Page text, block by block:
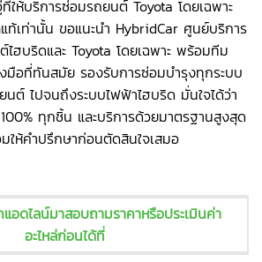
ห้บริการซ่อมรถยนต์ Toyota โดยเฉพาะ
แท้เท่านั้น ขอแนะนำ HybridCar ศูนย์บริการ
ฮบริดและ Toyota โดยเฉพาะ พร้อมทีม
มือที่ทันสมัย รองรับการซ่อมบำรุงทุกระบบ
ต์ ไปจนถึงระบบไฟฟ้าไฮบริด มั่นใจได้ว่า
ทุกชิ้น และบริการด้วยมาตรฐานสูงสุด
ให้คำปรึกษาก่อนตัดสินใจเสมอ
อดไลน์มาสอบถามราคาหรือประเมินค่า
อะไหล่ก่อนได้ที่